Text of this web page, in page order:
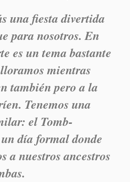
una fiesta divertida
para nosotros. En
es un tema bastante
mientras
también pero a la
Tenemos una
el Tomb-
día formal donde
a nuestros ancestros